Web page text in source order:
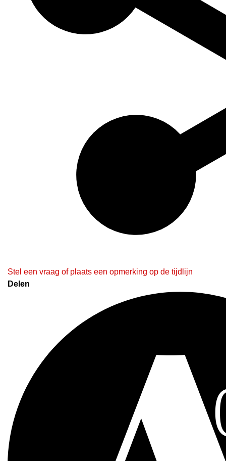
Stel een vraag of plaats een opmerking op de tijdlijn
Delen